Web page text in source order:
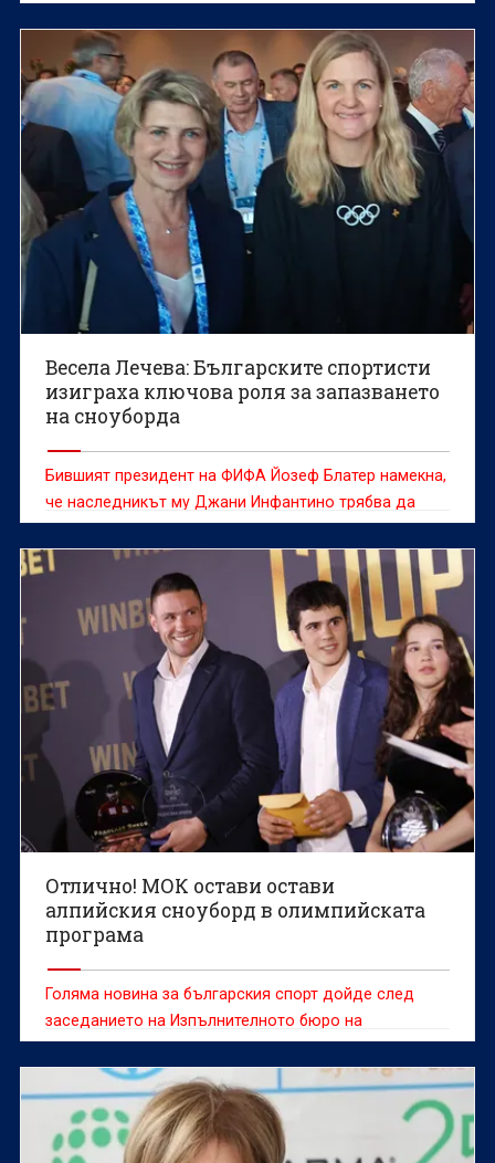
Весела Лечева: Българските спортисти
изиграха ключова роля за запазването
на сноуборда
Бившият президент на ФИФА Йозеф Блатер намекна,
че наследникът му Джани Инфантино трябва да
напусне поста си след случая с Фоларин Балогун на
Мондиал 2026.
Отлично! МОК остави остави
алпийския сноуборд в олимпийската
програма
Голяма новина за българския спорт дойде след
заседанието на Изпълнителното бюро на
Международния олимпийски комитет (МОК)